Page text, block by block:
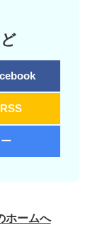
RSS
ホームへ